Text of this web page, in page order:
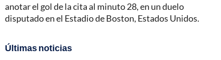
anotar el gol de la cita al minuto 28, en un duelo
disputado en el Estadio de Boston, Estados Unidos.
Últimas noticias